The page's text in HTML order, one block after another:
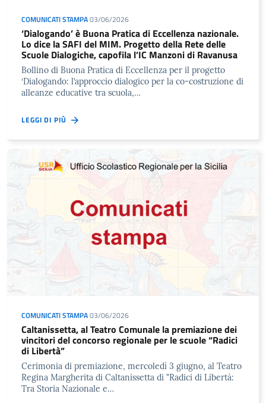
COMUNICATI STAMPA03/06/2026
‘Dialogando’ è Buona Pratica di Eccellenza nazionale.
Lo dice la SAFI del MIM. Progetto della Rete delle
Scuole Dialogiche, capofila l’IC Manzoni di Ravanusa
Bollino di Buona Pratica di Eccellenza per il progetto
‘Dialogando: l’approccio dialogico per la co-costruzione di
alleanze educative tra scuola,…
LEGGI DI PIÙ
COMUNICATI STAMPA03/06/2026
Caltanissetta, al Teatro Comunale la premiazione dei
vincitori del concorso regionale per le scuole “Radici
di Libertà”
Cerimonia di premiazione, mercoledì 3 giugno, al Teatro
Regina Margherita di Caltanissetta di "Radici di Libertà:
Tra Storia Nazionale e…